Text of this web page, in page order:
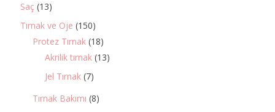
Saç (13)
Tırnak ve Oje (150)
Protez Tırnak (18)
Akrilik tırnak (13)
Jel Tırnak (7)
Tırnak Bakımı (8)